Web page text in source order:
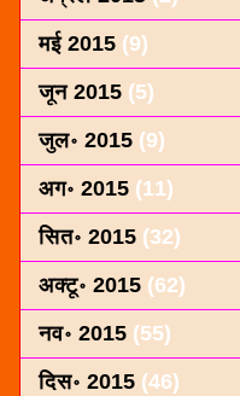
मई 2015 (9)
जून 2015 (5)
जुल॰ 2015 (9)
अग॰ 2015 (11)
सित॰ 2015 (32)
अक्टू॰ 2015 (62)
नव॰ 2015 (55)
दिस॰ 2015 (46)